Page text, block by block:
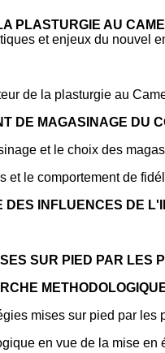
PLASTURGIE AU
et enjeux du nouvel
de la plasturgie au
DE MAGASINAGE DU
et le choix des
et le comportement de
DES INFLUENCES DE
SUR PIED PAR LES
mises sur pied par les
en vue de la mise